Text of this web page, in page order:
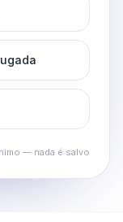
— nada é salvo